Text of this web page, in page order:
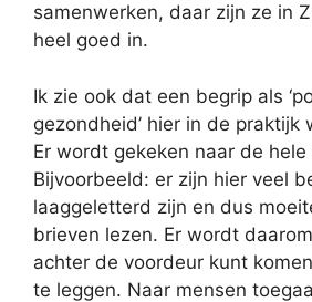
samenwerken, daar zijn ze in
heel goed in.
Ik zie ook dat een begrip als
gezondheid’ hier in de praktijk
Er wordt gekeken naar de hele
Bijvoorbeeld: er zijn hier veel
laaggeletterd zijn en dus
brieven lezen. Er wordt
achter de voordeur kunt
te leggen. Naar mensen